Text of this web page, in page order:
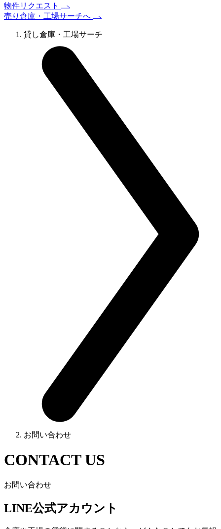
物件リクエスト
売り倉庫・工場サーチへ
貸し倉庫・工場サーチ
お問い合わせ
CONTACT US
お問い合わせ
LINE公式アカウント